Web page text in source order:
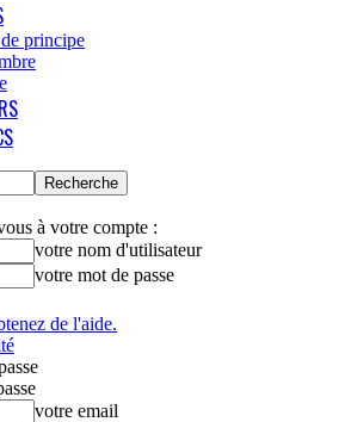
principe
à votre compte :
votre nom d'utilisateur
votre mot de passe
de l'aide.
votre email